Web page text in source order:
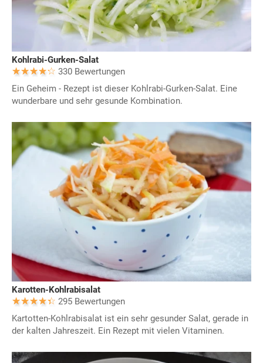
Kohlrabi-Gurken-Salat
330 Bewertungen
Ein Geheim - Rezept ist dieser Kohlrabi-Gurken-Salat. Eine
wunderbare und sehr gesunde Kombination.
Karotten-Kohlrabisalat
295 Bewertungen
Kartotten-Kohlrabisalat ist ein sehr gesunder Salat, gerade in
der kalten Jahreszeit. Ein Rezept mit vielen Vitaminen.